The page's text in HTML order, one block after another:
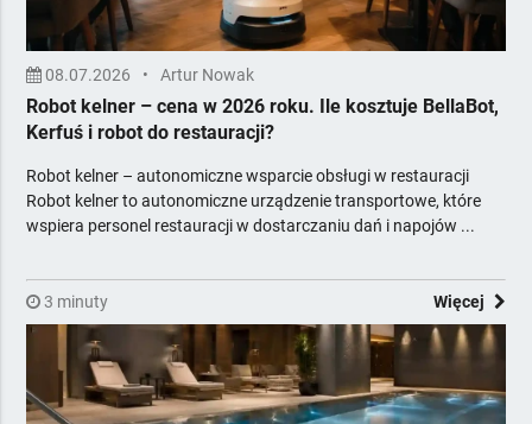
08.07.2026 • Artur Nowak
Robot kelner – cena w 2026 roku. Ile kosztuje BellaBot,
Kerfuś i robot do restauracji?
Robot kelner – autonomiczne wsparcie obsługi w restauracji
Robot kelner to autonomiczne urządzenie transportowe, które
wspiera personel restauracji w dostarczaniu dań i napojów ...
3 minuty Więcej